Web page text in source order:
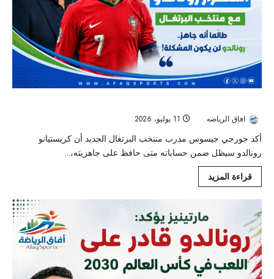
افاق الرياضه
أكد جورجي جيسوس مدرب منتخب البرتغال الجديد أن كريستيانو
رونالدو سيظل ضمن حساباته متى حافظ على جاهزيته،...
قراءة المزيد